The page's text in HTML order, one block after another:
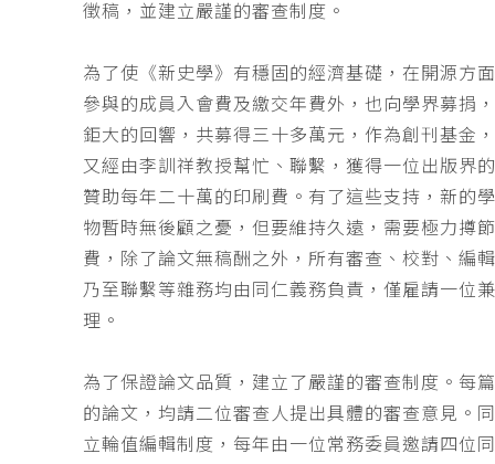
徵稿，並建立嚴謹的審查制度。
為了使《新史學》有穩固的經濟基礎，在開源方
參與的成員入會費及繳交年費外，也向學界募捐
鉅大的回響，共募得三十多萬元，作為創刊基金
又經由李訓祥教授幫忙、聯繫，獲得一位出版界
贊助每年二十萬的印刷費。有了這些支持，新的
物暫時無後顧之憂，但要維持久遠，需要極力撙
費，除了論文無稿酬之外，所有審查、校對、編
乃至聯繫等雜務均由同仁義務負責，僅雇請一位
理。
為了保證論文品質，建立了嚴謹的審查制度。每
的論文，均請二位審查人提出具體的審查意見。
立輪值編輯制度，每年由一位常務委員邀請四位